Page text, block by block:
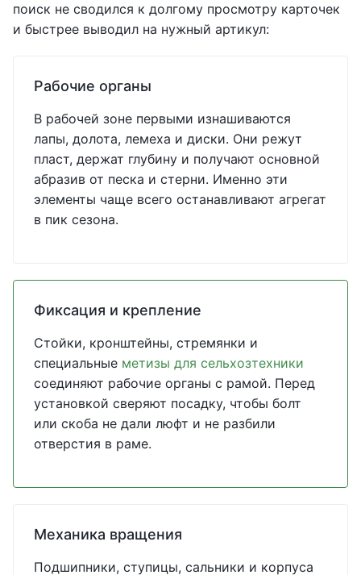
поиск не сводился к долгому просмотру карточек
и быстрее выводил на нужный артикул:
Рабочие органы
В рабочей зоне первыми изнашиваются
лапы, долота, лемеха и диски. Они режут
пласт, держат глубину и получают основной
абразив от песка и стерни. Именно эти
элементы чаще всего останавливают агрегат
в пик сезона.
Фиксация и крепление
Стойки, кронштейны, стремянки и
специальные метизы для сельхозтехники
соединяют рабочие органы с рамой. Перед
установкой сверяют посадку, чтобы болт
или скоба не дали люфт и не разбили
отверстия в раме.
Механика вращения
Подшипники, ступицы, сальники и корпуса